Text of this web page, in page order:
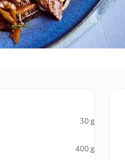
30 g
400 g